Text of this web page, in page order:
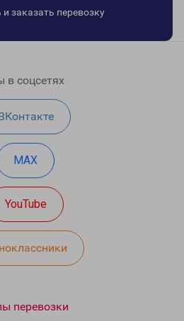
и заказать перевозку
в соцсетях
MAX
YouTube
перевозки